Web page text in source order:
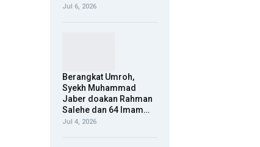
Jul 6, 2026
Berangkat Umroh,
Syekh Muhammad
Jaber doakan Rahman
Salehe dan 64 Imam…
Jul 4, 2026